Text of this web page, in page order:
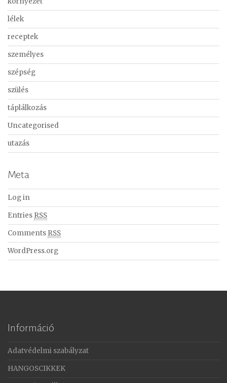
lélek
receptek
személyes
szépség
szülés
táplálkozás
Uncategorised
utazás
Meta
Log in
Entries RSS
Comments RSS
WordPress.org
Információ
Adatvédelmi szabályzat
HANGOSCIKKEK